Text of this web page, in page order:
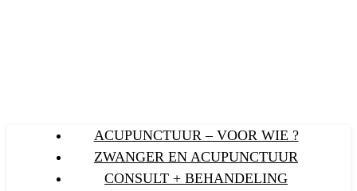
ACUPUNCTUUR – VOOR WIE ?
ZWANGER EN ACUPUNCTUUR
CONSULT + BEHANDELING